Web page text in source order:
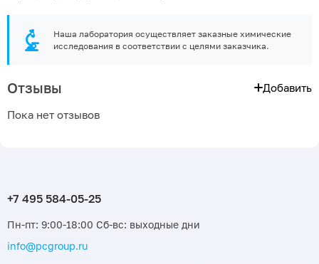
Наша лаборатория осуществляет заказные химические
исследования в соответствии с целями заказчика.
Отзывы Добавить
Пока нет отзывов
Пн-пт: 9:00-18:00 Сб-вс: выходные дни
info@pcgroup.ru